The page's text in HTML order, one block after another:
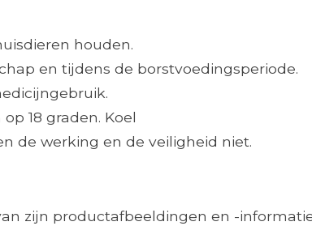
houden.
en tijdens de borstvoedingsperiode.
18 graden. Koel
de werking en de veiligheid niet.
zijn productafbeeldingen en -